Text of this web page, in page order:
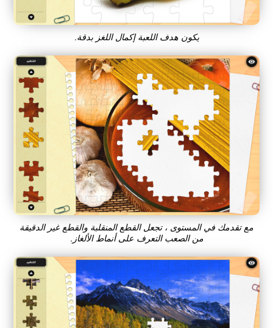
يكون هدف اللعبة إكمال اللغز بدقة.
مع تقدمك في المستوى ، تجعل القطع المنقلبة والقطع غير الدقيقة
من الصعب التعرف على أنماط الألغاز.